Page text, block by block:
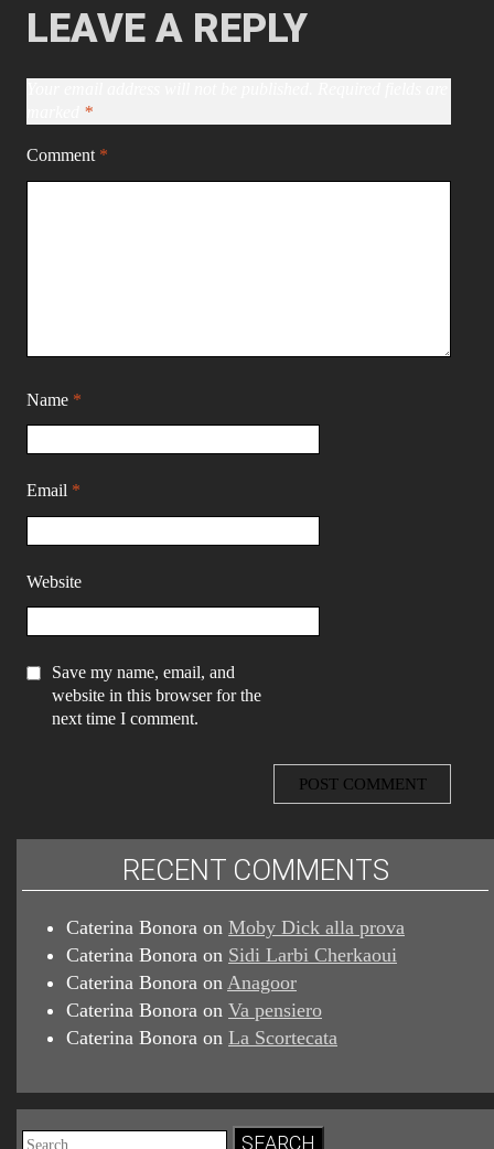
LEAVE A REPLY
*
Comment *
Name *
Email *
Website
Save my name, email, and
website in this browser for the
next time I comment.
RECENT COMMENTS
Caterina Bonora on Moby Dick alla prova
Caterina Bonora on Sidi Larbi Cherkaoui
Caterina Bonora on Anagoor
Caterina Bonora on Va pensiero
Caterina Bonora on La Scortecata
Search